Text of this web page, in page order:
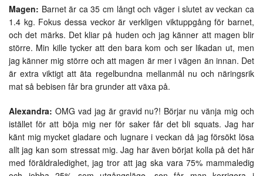
Magen: Barnet är ca 35 cm långt och väger i slutet av veckan ca
1.4 kg. Fokus dessa veckor är verkligen viktuppgång för barnet,
och det märks. Det kliar på huden och jag känner att magen blir
större. Min kille tycker att den bara kom och ser likadan ut, men
jag känner mig större och att magen är mer i vägen än innan. Det
är extra viktigt att äta regelbundna mellanmål nu och näringsrik
mat så bebisen får bra grunder att växa på.
Alexandra: OMG vad jag är gravid nu?! Börjar nu vänja mig och
istället för att böja mig ner för saker får det bli squats. Jag har
känt mig mycket gladare och lugnare i veckan då jag försökt lösa
allt jag kan som stressat mig. Jag har även börjat kolla på det här
med föräldraledighet, jag tror att jag ska vara 75% mammaledig